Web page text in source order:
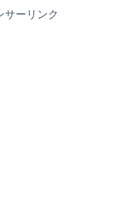
サーリンク